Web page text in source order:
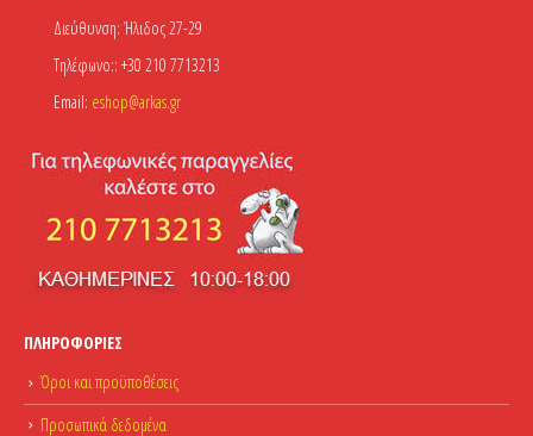
Διεύθυνση: Ήλιδος 27-29
Τηλέφωνο:: +30 210 7713213
Email: eshop@arkas.gr
ΠΛΗΡΟΦΟΡΊΕΣ
Όροι και προϋποθέσεις
Προσωπικά δεδομένα